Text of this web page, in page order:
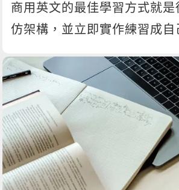
商用英文的最佳學習方式就是
仿架構，並立即實作練習成自